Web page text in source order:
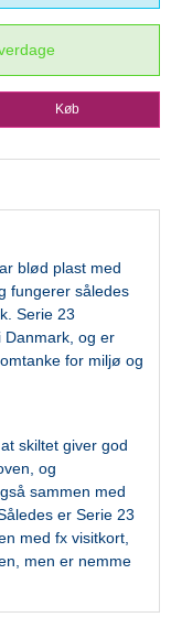
Køb
blød plast med
fungerer således
Serie 23
Danmark, og er
for miljø og
skiltet giver god
og
sammen med
er Serie 23
med fx visitkort,
men er nemme